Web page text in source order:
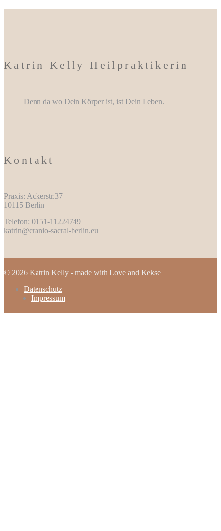
Katrin Kelly Heilpraktikerin
Denn da wo Dein Körper ist, ist Dein Leben.
Kontakt
Praxis: Ackerstr.37
10115 Berlin
Telefon: 0151-11224749
katrin@cranio-sacral-berlin.eu
© 2026 Katrin Kelly - made with Love and Kekse
Datenschutz
Impressum